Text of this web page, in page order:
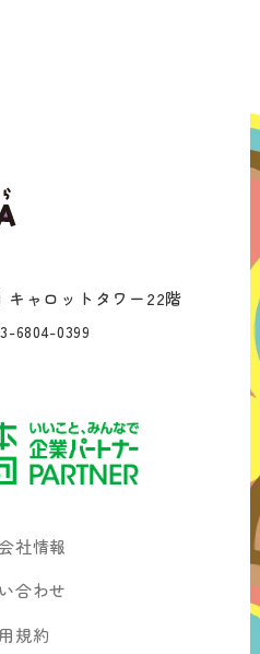
ャロットタワー22階
6804-0399
社情報
合わせ
規約